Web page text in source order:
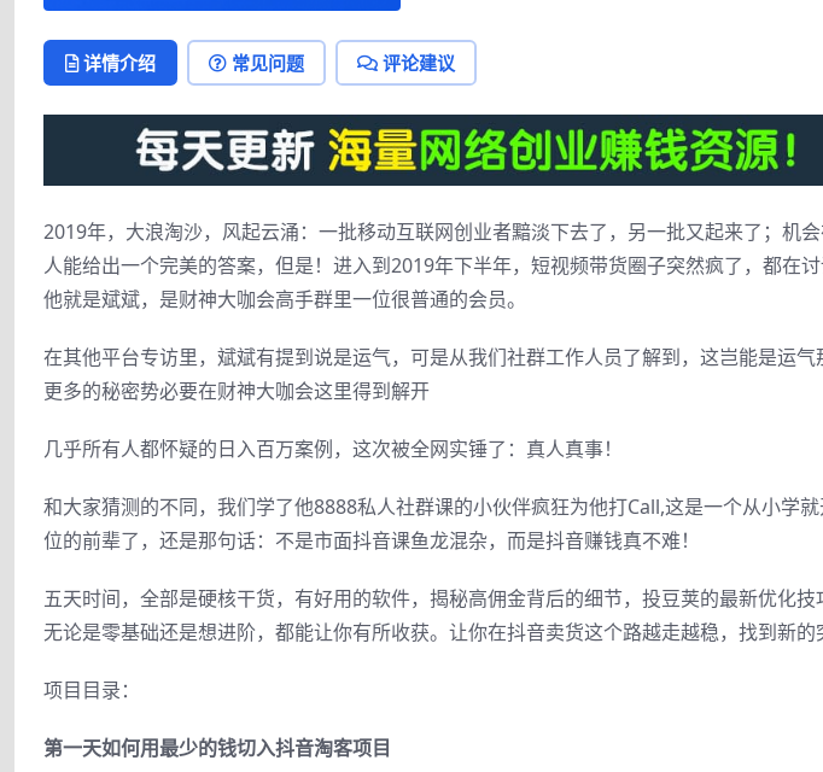
详情介绍 常见问题 评论建议
2019年，大浪淘沙，风起云涌：一批移动互联网创业者黯淡下去了，另一批又起来了；机
人能给出一个完美的答案，但是！进入到2019年下半年，短视频带货圈子突然疯了，都在
他就是斌斌，是财神大咖会高手群里一位很普通的会员。
在其他平台专访里，斌斌有提到说是运气，可是从我们社群工作人员了解到，这岂能是运气
更多的秘密势必要在财神大咖会这里得到解开
几乎所有人都怀疑的日入百万案例，这次被全网实锤了：真人真事！
和大家猜测的不同，我们学了他8888私人社群课的小伙伴疯狂为他打Call,这是一个从小学
位的前辈了，还是那句话：不是市面抖音课鱼龙混杂，而是抖音赚钱真不难！
五天时间，全部是硬核干货，有好用的软件，揭秘高佣金背后的细节，投豆荚的最新优化技
无论是零基础还是想进阶，都能让你有所收获。让你在抖音卖货这个路越走越稳，找到新的
项目目录：
第一天如何用最少的钱切入抖音淘客项目